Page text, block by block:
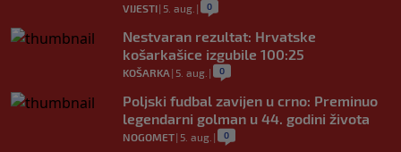
VIJESTI| 5. aug. | 0
Nestvaran rezultat: Hrvatske
košarkašice izgubile 100:25
KOŠARKA | 5. aug. | 0
Poljski fudbal zavijen u crno: Preminuo
legendarni golman u 44. godini života
NOGOMET| 5. aug. | 0